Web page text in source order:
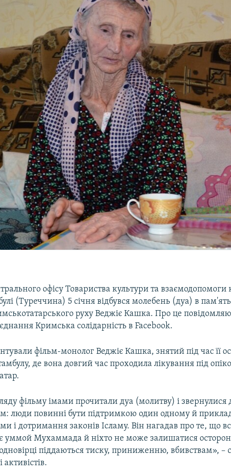
офісу Товариства культури та
(Туреччина) 5 січня відбувся молебень (дуа) в
руху Веджіє Кашка. Про це
Кримська солідарність в Facebook.
фільм-монолог Веджіє Кашка, знятий під час її
де вона довгий час проходила лікування під
фільму імами прочитали дуа (молитву) і звернулися
люди повинні бути підтримкою один одному й
і дотримання законів Ісламу. Він нагадав про те, що
уммой Мухаммада й ніхто не може залишатися
піддаються тиску, приниженню, вбивствам», –